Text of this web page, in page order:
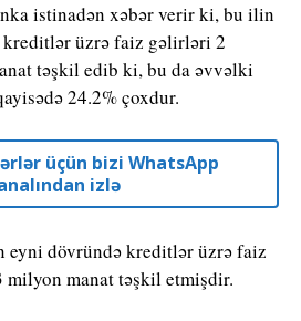
istinadən xəbər verir ki, bu ilin
kreditlər üzrə faiz gəlirləri 2
təşkil edib ki, bu da əvvəlki
24.2% çoxdur.
üçün bizi WhatsApp
izlə
eyni dövründə kreditlər üzrə faiz
manat təşkil etmişdir.